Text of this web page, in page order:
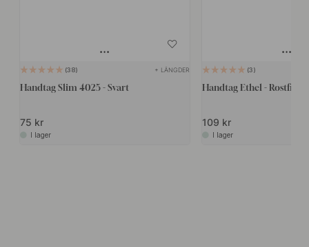
38 + LÄNGDER
Handtag Slim 4025 - Svart
75 kr
I lager
3
Handtag Ethel - Rostfri
109 kr
I lager